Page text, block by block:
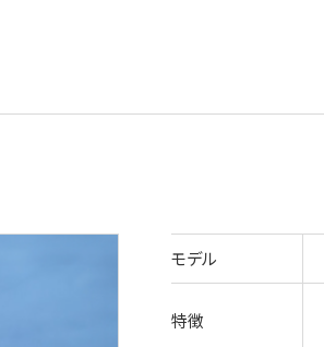
モデル
特徴